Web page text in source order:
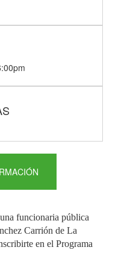
funcionaria pública
Carrión de La
en el Programa